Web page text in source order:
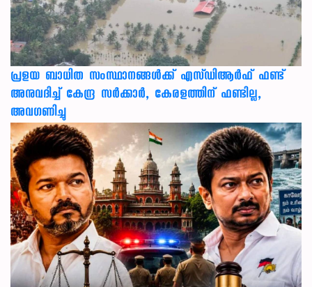
പ്രളയ ബാധിത സംസ്ഥാനങ്ങൾക്ക് എസ്ഡിആർഫ് ഫണ്ട്
അനുവദിച്ച് കേന്ദ്ര സര്‍ക്കാര്‍, കേരളത്തിന് ഫണ്ടില്ല,
അവഗണിച്ചു